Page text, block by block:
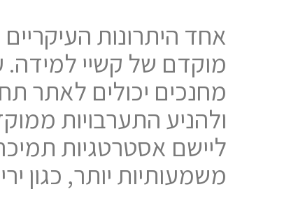
מוקדם של קשיי למידה.
מחנכים יכולים לאתר
ולהניע התערבויות
ליישם אסטרטגיות
משמעותיות יותר, כגון